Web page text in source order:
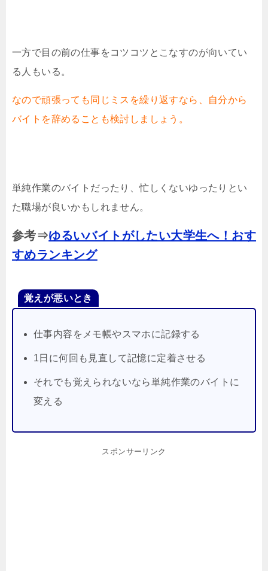
一方で目の前の仕事をコツコツとこなすのが向いてい
る人もいる。
なので頑張っても同じミスを繰り返すなら、自分から
バイトを辞めることも検討しましょう。
単純作業のバイトだったり、忙しくないゆったりとい
た職場が良いかもしれません。
参考⇒ゆるいバイトがしたい大学生へ！おす
すめランキング
覚えが悪いとき
仕事内容をメモ帳やスマホに記録する
1日に何回も見直して記憶に定着させる
それでも覚えられないなら単純作業のバイトに
変える
スポンサーリンク